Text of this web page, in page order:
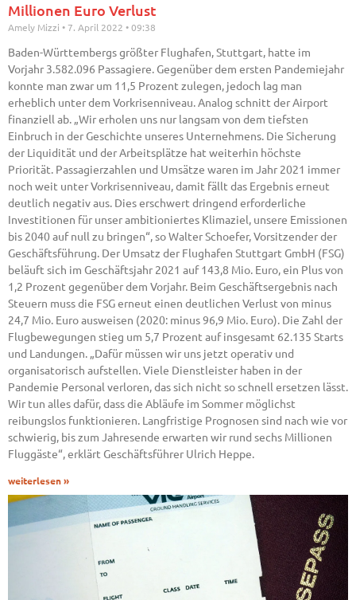
Millionen Euro Verlust
Amely Mizzi 7. April 2022 09:38
Baden-Württembergs größter Flughafen, Stuttgart, hatte im
Vorjahr 3.582.096 Passagiere. Gegenüber dem ersten Pandemiejahr
konnte man zwar um 11,5 Prozent zulegen, jedoch lag man
erheblich unter dem Vorkrisenniveau. Analog schnitt der Airport
finanziell ab. „Wir erholen uns nur langsam von dem tiefsten
Einbruch in der Geschichte unseres Unternehmens. Die Sicherung
der Liquidität und der Arbeitsplätze hat weiterhin höchste
Priorität. Passagierzahlen und Umsätze waren im Jahr 2021 immer
noch weit unter Vorkrisenniveau, damit fällt das Ergebnis erneut
deutlich negativ aus. Dies erschwert dringend erforderliche
Investitionen für unser ambitioniertes Klimaziel, unsere Emissionen
bis 2040 auf null zu bringen“, so Walter Schoefer, Vorsitzender der
Geschäftsführung. Der Umsatz der Flughafen Stuttgart GmbH (FSG)
beläuft sich im Geschäftsjahr 2021 auf 143,8 Mio. Euro, ein Plus von
1,2 Prozent gegenüber dem Vorjahr. Beim Geschäftsergebnis nach
Steuern muss die FSG erneut einen deutlichen Verlust von minus
24,7 Mio. Euro ausweisen (2020: minus 96,9 Mio. Euro). Die Zahl der
Flugbewegungen stieg um 5,7 Prozent auf insgesamt 62.135 Starts
und Landungen. „Dafür müssen wir uns jetzt operativ und
organisatorisch aufstellen. Viele Dienstleister haben in der
Pandemie Personal verloren, das sich nicht so schnell ersetzen lässt.
Wir tun alles dafür, dass die Abläufe im Sommer möglichst
reibungslos funktionieren. Langfristige Prognosen sind nach wie vor
schwierig, bis zum Jahresende erwarten wir rund sechs Millionen
Fluggäste“, erklärt Geschäftsführer Ulrich Heppe.
weiterlesen »